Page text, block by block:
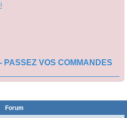
PASSEZ VOS COMMANDES
Forum